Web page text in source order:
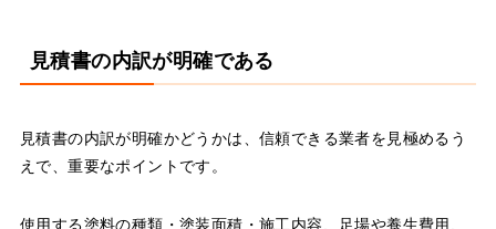
見積書の内訳が明確である
見積書の内訳が明確かどうかは、信頼できる業者を見極めるう
えで、重要なポイントです。
使用する塗料の種類・塗装面積・施工内容、足場や養生費用、